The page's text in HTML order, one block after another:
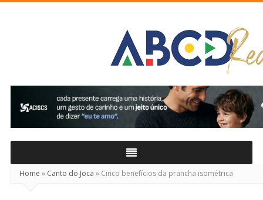
Home » Canto do Joca » Cinco benefícios da prancha isométrica